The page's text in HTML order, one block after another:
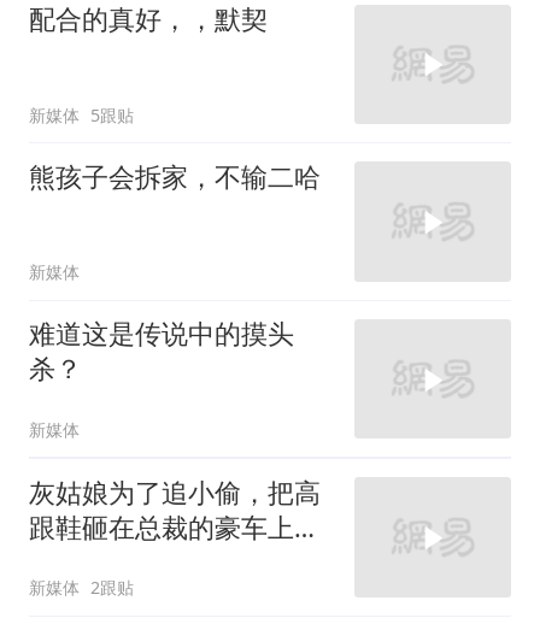
配合的真好，，默契
新媒体 5跟贴
熊孩子会拆家，不输二哈
新媒体
难道这是传说中的摸头
杀？
新媒体
灰姑娘为了追小偷，把高
跟鞋砸在总裁的豪车上，
新媒体 2跟贴